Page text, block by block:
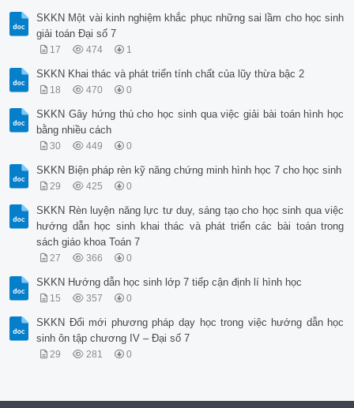
SKKN Một vài kinh nghiệm khắc phục những sai lầm cho học sinh
giải toán Đại số 7
17 474 1
SKKN Khai thác và phát triển tính chất của lũy thừa bậc 2
18 470 0
SKKN Gây hứng thú cho học sinh qua việc giải bài toán hình học
bằng nhiều cách
30 449 0
SKKN Biện pháp rèn kỹ năng chứng minh hình học 7 cho học sinh
29 425 0
SKKN Rèn luyện năng lực tư duy, sáng tạo cho học sinh qua việc
hướng dẫn học sinh khai thác và phát triển các bài toán trong
sách giáo khoa Toán 7
27 366 0
SKKN Hướng dẫn học sinh lớp 7 tiếp cận định lí hình học
15 357 0
SKKN Đổi mới phương pháp dạy học trong việc hướng dẫn học
sinh ôn tập chương IV – Đại số 7
29 281 0